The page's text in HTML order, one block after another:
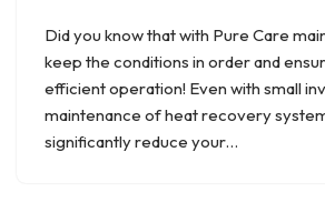
Did you know that with Pure Care
keep the conditions in order and
efficient operation! Even with small
maintenance of heat recovery
significantly reduce your…